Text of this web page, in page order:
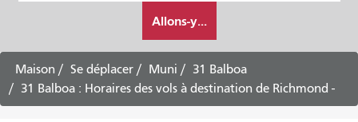
je
veux
voyager
Allons-y...
Maison Se déplacer Muni
31 Balboa
31 Balboa : Horaires des vols à destination de Richmond -